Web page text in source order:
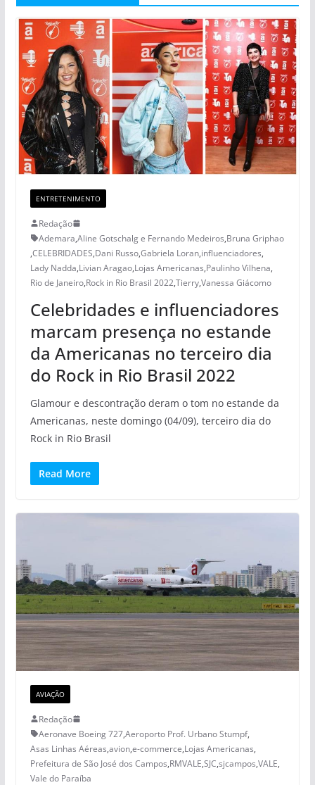
ENTRETENIMENTO
Redação
Ademara,Aline Gotschalg e Fernando Medeiros,Bruna Griphao
,CELEBRIDADES,Dani Russo,Gabriela Loran,influenciadores,
Lady Nadda,Livian Aragao,Lojas Americanas,Paulinho Vilhena,
Rio de Janeiro,Rock in Rio Brasil 2022,Tierry,Vanessa Giácomo
Celebridades e influenciadores
marcam presença no estande
da Americanas no terceiro dia
do Rock in Rio Brasil 2022
Glamour e descontração deram o tom no estande da
Americanas, neste domingo (04/09), terceiro dia do
Rock in Rio Brasil
Read More
AVIAÇÃO
Redação
Aeronave Boeing 727,Aeroporto Prof. Urbano Stumpf,
Asas Linhas Aéreas,avion,e-commerce,Lojas Americanas,
Prefeitura de São José dos Campos,RMVALE,SJC,sjcampos,VALE,
Vale do Paraíba